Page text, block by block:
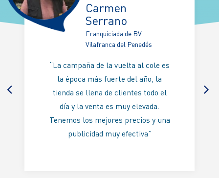
Carmen
Serrano
Franquiciada de BV
Vilafranca del Penedés
“La campaña de la vuelta al cole es
la época más fuerte del año, la
tienda se llena de clientes todo el
día y la venta es muy elevada.
Tenemos los mejores precios y una
publicidad muy efectiva”